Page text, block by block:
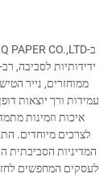
ממוחזרים, נייר
איכות וזמינות
לצרכים מיוחדים.
המדיניות הסביבתית
לעסקים המחפשים